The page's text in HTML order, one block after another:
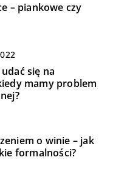
– piankowe czy
się na
mamy problem
o winie – jak
formalności?